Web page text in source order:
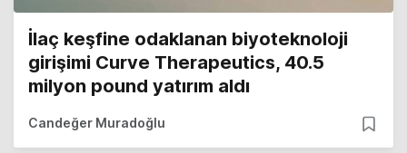
İlaç keşfine odaklanan biyoteknoloji
girişimi Curve Therapeutics, 40.5
milyon pound yatırım aldı
Candeğer Muradoğlu